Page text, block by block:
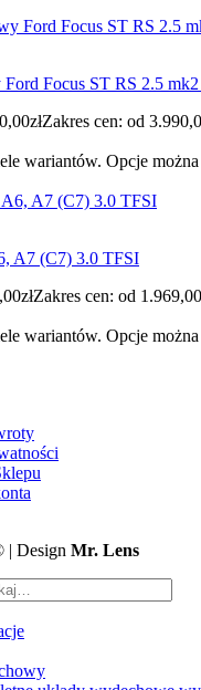
Focus ST RS 2.5
złZakres cen: od
wariantów. Opcje
A7 (C7) 3.0 TFSI
złZakres cen: od
wariantów. Opcje
| Design Mr. Lens